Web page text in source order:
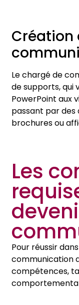
Création
Le chargé de
de supports, qui
PowerPoint aux
passant par
brochures ou
Les
Pour réussir
communication
compétences,